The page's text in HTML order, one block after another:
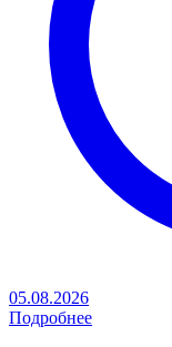
05.08.2026
Подробнее